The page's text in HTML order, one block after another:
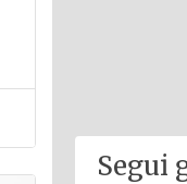
Segui